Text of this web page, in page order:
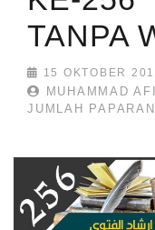
TANPA
15 OKTOBER
MUHAMMAD
JUMLAH